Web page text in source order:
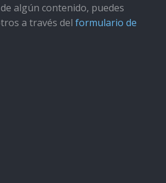
algún contenido, puedes
a través del formulario de